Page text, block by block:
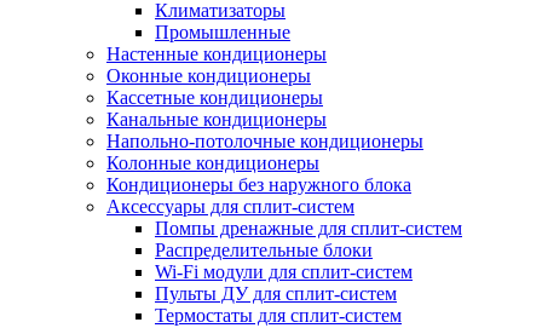
Климатизаторы
Промышленные
Настенные кондиционеры
Оконные кондиционеры
Кассетные кондиционеры
Канальные кондиционеры
Напольно-потолочные кондиционеры
Колонные кондиционеры
Кондиционеры без наружного блока
Аксессуары для сплит-систем
Помпы дренажные для сплит-систем
Распределительные блоки
Wi-Fi модули для сплит-систем
Пульты ДУ для сплит-систем
Термостаты для сплит-систем